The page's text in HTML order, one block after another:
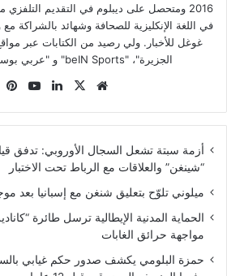
في اللغة الإنكليزية للصحافة وشهائد بالشراكة
غوغل للأخبار. ولي رصيد من الكتابات عبر
الجزيرة"، "beIN Sports" و "عربي بوست"، ومواقع أخرى.
موقع
‫X لينكدإن
أزمة سبتة تشعل السجال الأوروبي: تدفق
“شينغن” والعلاقات مع الرباط تحت الاختبار
ميلوني تلوّح بتعليق شنغن مع إسبانيا بعد
الحماية المدنية الإيطالية ترسل طائرة
مواجهة حرائق الغابات
حمزة البلومي يكشف صدور حكم غيابي